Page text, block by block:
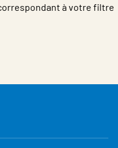
à votre filtre